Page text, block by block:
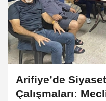
Arifiye’de
Çalışmaları: